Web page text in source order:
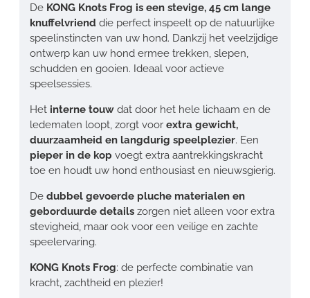
De KONG Knots Frog is een stevige, 45 cm lange
knuffelvriend die perfect inspeelt op de natuurlijke
speelinstincten van uw hond. Dankzij het veelzijdige
ontwerp kan uw hond ermee trekken, slepen,
schudden en gooien. Ideaal voor actieve
speelsessies.
Het interne touw dat door het hele lichaam en de
ledematen loopt, zorgt voor extra gewicht,
duurzaamheid en langdurig speelplezier. Een
pieper in de kop voegt extra aantrekkingskracht
toe en houdt uw hond enthousiast en nieuwsgierig.
De dubbel gevoerde pluche materialen en
geborduurde details zorgen niet alleen voor extra
stevigheid, maar ook voor een veilige en zachte
speelervaring.
KONG Knots Frog: de perfecte combinatie van
kracht, zachtheid en plezier!